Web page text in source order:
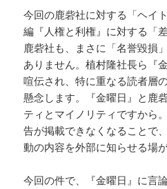
今回の鹿砦社に対する「ヘイ
編『人権と利権』に対する「
鹿砦社も、まさに「名誉毀損
ありません。植村隆社長ら『
喧伝され、特に重なる読者層
懸念します。『金曜日』と鹿
ティとマイノリティですから
告が掲載できなくなることで
動の内容を外部に知らせる場
今回の件で、『金曜日』に言